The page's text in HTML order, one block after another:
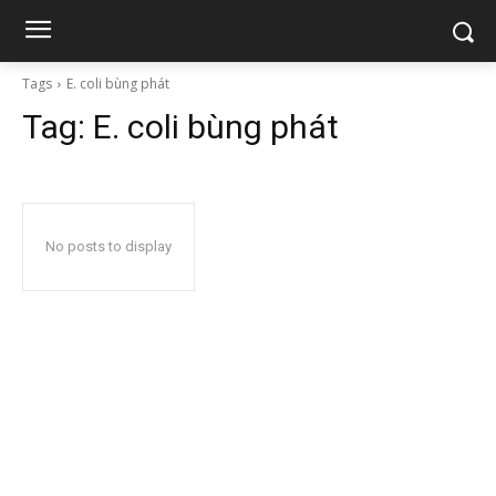
Tags E. coli bùng phát
Tag: E. coli bùng phát
No posts to display